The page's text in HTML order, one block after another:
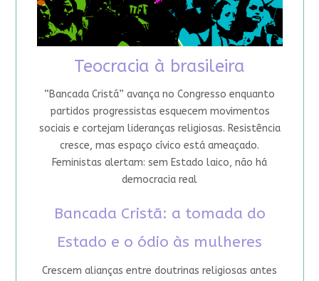
Teocracia à brasileira
“Bancada Cristã” avança no Congresso enquanto
partidos progressistas esquecem movimentos
sociais e cortejam lideranças religiosas. Resistência
cresce, mas espaço cívico está ameaçado.
Feministas alertam: sem Estado laico, não há
democracia real
Bancada Cristã: a tomada do
Estado e o ódio às mulheres
Crescem alianças entre doutrinas religiosas antes